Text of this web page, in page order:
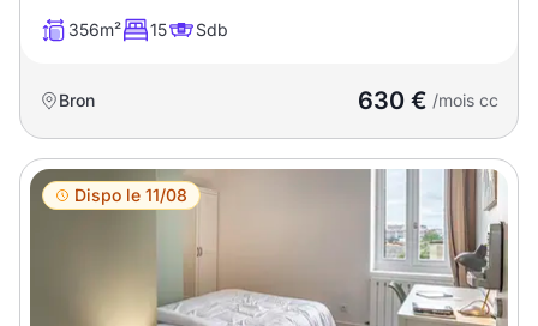
Nombre de pièces
Studio T1 T1 bis
T2 T3 T4
T8
T12
356m² 15 Sdb
Bron 630 € /mois cc
Dispo le 11/08